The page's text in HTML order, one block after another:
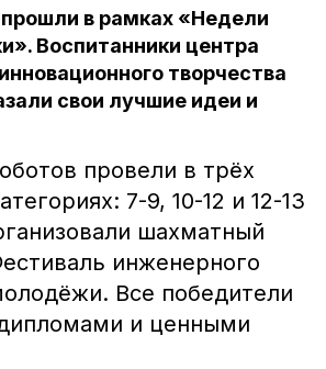
в рамках «Недели
Воспитанники центра
творчества
свои лучшие идеи и
провели в трёх
7-9, 10-12 и 12-13
шахматный
инженерного
Все победители
и ценными